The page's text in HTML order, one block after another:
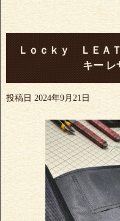
Ｌｏｃｋｙ ＬＥＡ
キー レ
投稿日 2024年9月21日